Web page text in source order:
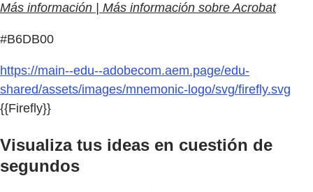
Más información | Más información sobre Acrobat
#B6DB00
https://main--edu--adobecom.aem.page/edu-
shared/assets/images/mnemonic-logo/svg/firefly.svg
{{Firefly}}
Visualiza tus ideas en cuestión de
segundos